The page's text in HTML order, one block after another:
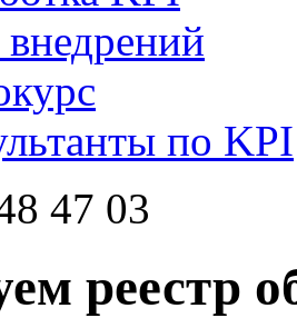
по KPI
47 03
реестр